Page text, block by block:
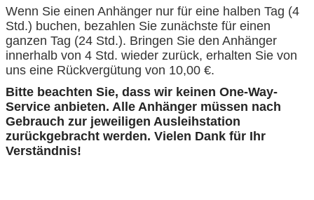
Wenn Sie einen Anhänger nur für eine halben Tag (4
Std.) buchen, bezahlen Sie zunächste für einen
ganzen Tag (24 Std.). Bringen Sie den Anhänger
innerhalb von 4 Std. wieder zurück, erhalten Sie von
uns eine Rückvergütung von 10,00 €.
Bitte beachten Sie, dass wir keinen One-Way-
Service anbieten. Alle Anhänger müssen nach
Gebrauch zur jeweiligen Ausleihstation
zurückgebracht werden. Vielen Dank für Ihr
Verständnis!